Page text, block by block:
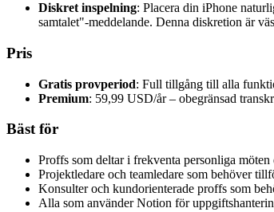
Diskret inspelning: Placera din iPhone
samtalet"-meddelande. Denna diskretion är
Pris
Gratis provperiod: Full tillgång till alla
Premium: 59,99 USD/år – obegränsad
Bäst för
Proffs som deltar i frekventa personliga
Projektledare och teamledare som behöver
Konsulter och kundorienterade proffs som
Alla som använder Notion för